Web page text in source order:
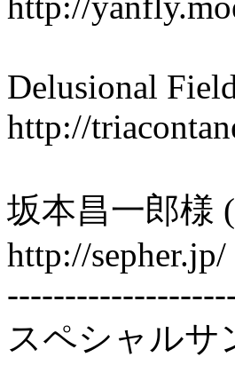
Delusional
http://
坂本昌一郎様
http://sepher.jp/
スペシャルサ